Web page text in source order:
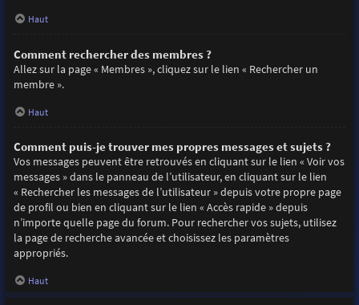
Haut
Comment rechercher des membres ?
Allez sur la page « Membres », cliquez sur le lien « Rechercher un
membre ».
Haut
Comment puis-je trouver mes propres messages et sujets ?
Vos messages peuvent être retrouvés en cliquant sur le lien « Voir vos
messages » dans le panneau de l’utilisateur, en cliquant sur le lien
« Rechercher les messages de l’utilisateur » depuis votre propre page
de profil ou bien en cliquant sur le lien « Accès rapide » depuis
n’importe quelle page du forum. Pour rechercher vos sujets, utilisez
la page de recherche avancée et choisissez les paramètres
appropriés.
Haut